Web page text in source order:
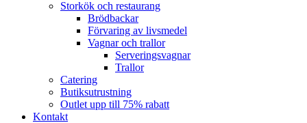
Storkök och restaurang
Brödbackar
Förvaring av livsmedel
Vagnar och trallor
Serveringsvagnar
Trallor
Catering
Butiksutrustning
Outlet upp till 75% rabatt
Kontakt